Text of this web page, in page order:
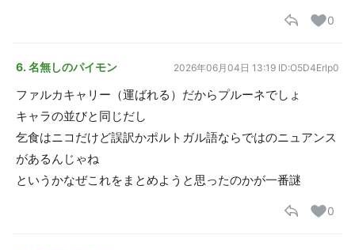
0
6. 名無しのパイモン 2026年06月04日 13:19 ID:O5D4Erlp0
ファルカキャリー（運ばれる）だからプルーネでしょ
キャラの並びと同じだし
乞食はニコだけど誤訳かポルトガル語ならではのニュアンス
があるんじゃね
というかなぜこれをまとめようと思ったのかが一番謎
0